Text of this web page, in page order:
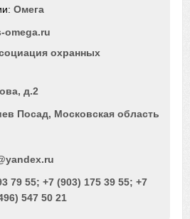
Омега
omega.ru
охранных
д.2
Посад, Московская область
79 55; +7 (903) 175 39 55; +7
547 50 21